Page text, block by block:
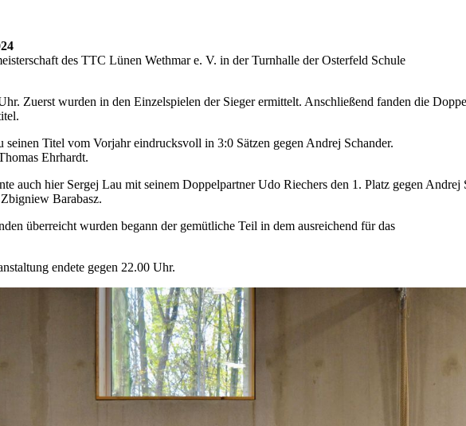
des TTC Lünen Wethmar e. V. in der Turnhalle der Osterfeld Schule
Zuerst wurden in den Einzelspielen der Sieger ermittelt. Anschließend fanden die
Titel vom Vorjahr eindrucksvoll in 3:0 Sätzen gegen Andrej Schander.
Ehrhardt.
auch hier Sergej Lau mit seinem Doppelpartner Udo Riechers den 1. Platz gegen
Barabasz.
überreicht wurden begann der gemütliche Teil in dem ausreichend für das
endete gegen 22.00 Uhr.